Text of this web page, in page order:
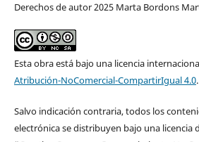
Derechos de autor 2025 Marta Bordons
Esta obra está bajo una licencia
Atribución-NoComercial-CompartirIgual 4.0.
Salvo indicación contraria, todos los
electrónica se distribuyen bajo una licencia